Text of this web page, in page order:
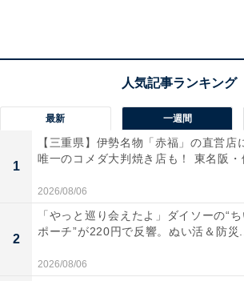
ってくることはありませんでした。ス
は、暖かさの秘訣（ひけつ）ですね。
最新 一週間
1
【三重県】伊勢名物「赤福」の直営店
唯一のコメダ大判焼き店も！ 東名阪・
2026/08/06
2
「やっと巡り会えたよ」ダイソーの“
ポーチ”が220円で反響。ぬい活＆防災...
2026/08/06